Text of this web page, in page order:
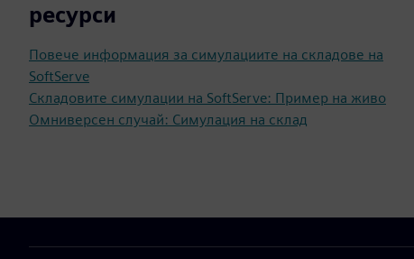
ресурси
Повече информация за симулациите на складове на
SoftServe
Складовите симулации на SoftServe: Пример на живо
Омниверсен случай: Симулация на склад